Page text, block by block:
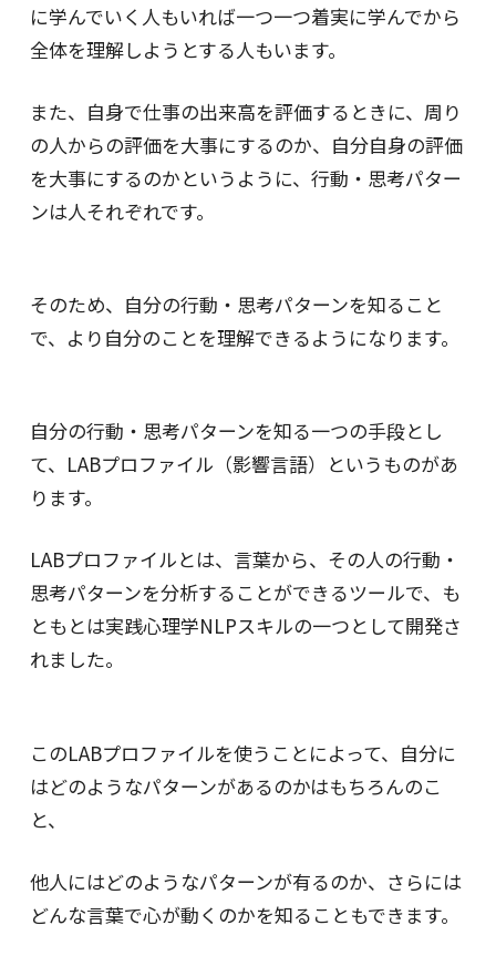
に学んでいく人もいれば一つ一つ着実に学んでから
全体を理解しようとする人もいます。
また、自身で仕事の出来高を評価するときに、周り
の人からの評価を大事にするのか、自分自身の評価
を大事にするのかというように、行動・思考パター
ンは人それぞれです。
そのため、自分の行動・思考パターンを知ること
で、より自分のことを理解できるようになります。
自分の行動・思考パターンを知る一つの手段とし
て、LABプロファイル（影響言語）というものがあ
ります。
LABプロファイルとは、言葉から、その人の行動・
思考パターンを分析することができるツールで、も
ともとは実践心理学NLPスキルの一つとして開発さ
れました。
このLABプロファイルを使うことによって、自分に
はどのようなパターンがあるのかはもちろんのこ
と、
他人にはどのようなパターンが有るのか、さらには
どんな言葉で心が動くのかを知ることもできます。